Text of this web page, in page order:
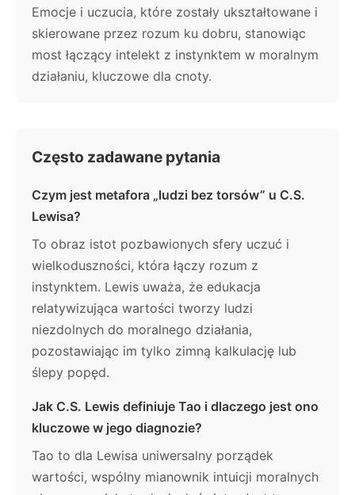
Emocje i uczucia, które zostały ukształtowane i
skierowane przez rozum ku dobru, stanowiąc
most łączący intelekt z instynktem w moralnym
działaniu, kluczowe dla cnoty.
Często zadawane pytania
Czym jest metafora „ludzi bez torsów” u C.S.
Lewisa?
To obraz istot pozbawionych sfery uczuć i
wielkoduszności, która łączy rozum z
instynktem. Lewis uważa, że edukacja
relatywizująca wartości tworzy ludzi
niezdolnych do moralnego działania,
pozostawiając im tylko zimną kalkulację lub
ślepy popęd.
Jak C.S. Lewis definiuje Tao i dlaczego jest ono
kluczowe w jego diagnozie?
Tao to dla Lewisa uniwersalny porządek
wartości, wspólny mianownik intuicji moralnych